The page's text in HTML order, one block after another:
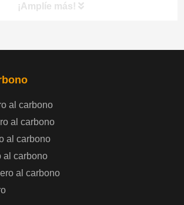
¡Amplíe más!
para automoción
para calderas y recipientes a
al carbono
al carbono
al carbono
al carbono
al carbono